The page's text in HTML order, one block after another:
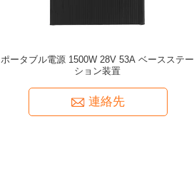
ポータブル電源 1500W 28V 53A ベースステー
ション装置
連絡先